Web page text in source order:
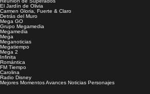
El Jardín de Olivia
Carmen Gloria, Fuerte & Claro
Detrás del Muro
Mega GO
Grupo Megamedia
Megamedia
Mega
Meganoticias
Megatiempo
Mega 2
Infinita
Romántica
FM Tiempo
Carolina
Radio Disney
Mejores MomentosAvances Noticias Personajes